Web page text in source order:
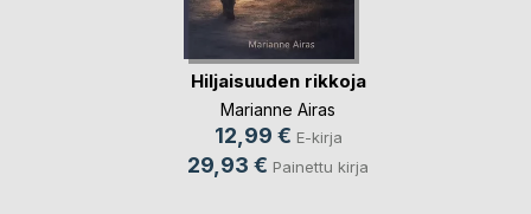
Hiljaisuuden rikkoja
Marianne Airas
12,99 € E-kirja
29,93 € Painettu kirja